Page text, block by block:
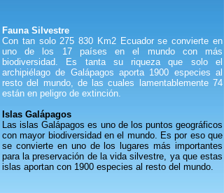
Fauna Silvestre
Con tan solo 275 830 Km2 Ecuador se convierte en
uno de los 17 países en el mundo con más
biodiversidad. Es tanta su riqueza que solo el
archipiélago de Galápagos aporta 1900 especies al
resto del mundo, de las cuales lamentablemente 74
están en peligro de extinción.
Islas Galápagos
Las islas Galápagos es uno de los puntos geográficos
con mayor biodiversidad en el mundo. Es por eso que
se convierte en uno de los lugares más importantes
para la preservación de la vida silvestre, ya que estas
islas aportan con 1900 especies al resto del mundo.